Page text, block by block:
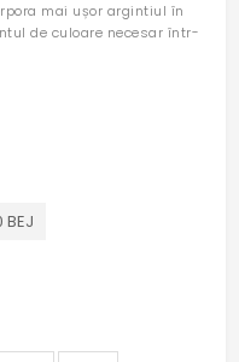
mai ușor argintiul în
de culoare necesar într-
BEJ